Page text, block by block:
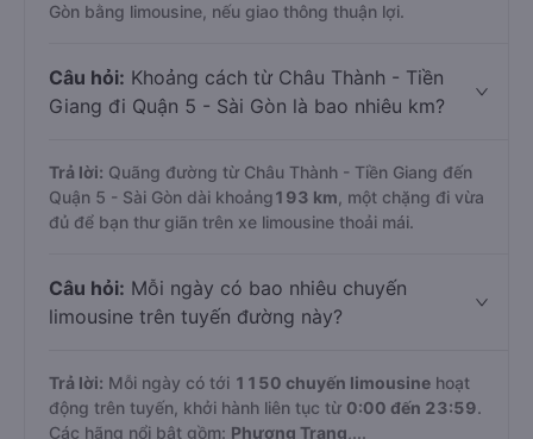
Gòn bằng limousine, nếu giao thông thuận lợi.
Câu hỏi: Khoảng cách từ Châu Thành - Tiền
Giang đi Quận 5 - Sài Gòn là bao nhiêu km?
Trả lời: Quãng đường từ Châu Thành - Tiền Giang đến
Quận 5 - Sài Gòn dài khoảng193 km , một chặng đi vừa
đủ để bạn thư giãn trên xe limousine thoải mái.
Câu hỏi: Mỗi ngày có bao nhiêu chuyến
limousine trên tuyến đường này?
Trả lời: Mỗi ngày có tới 1150 chuyến limousine hoạt
động trên tuyến, khởi hành liên tục từ 0:00 đến 23:59.
Các hãng nổi bật gồm: Phương Trang ,...